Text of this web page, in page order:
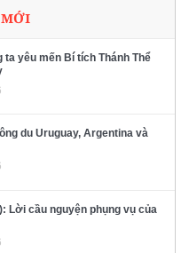
ta yêu mến Bí tích Thánh Thể
du Uruguay, Argentina và
Lời cầu nguyện phụng vụ của